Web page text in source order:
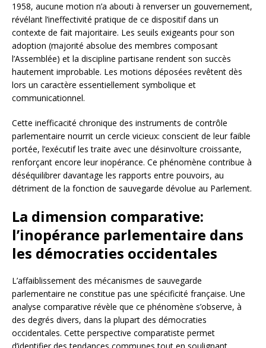
1958, aucune motion n’a abouti à renverser un gouvernement,
révélant l’ineffectivité pratique de ce dispositif dans un
contexte de fait majoritaire. Les seuils exigeants pour son
adoption (majorité absolue des membres composant
l’Assemblée) et la discipline partisane rendent son succès
hautement improbable. Les motions déposées revêtent dès
lors un caractère essentiellement symbolique et
communicationnel.
Cette inefficacité chronique des instruments de contrôle
parlementaire nourrit un cercle vicieux: conscient de leur faible
portée, l’exécutif les traite avec une désinvolture croissante,
renforçant encore leur inopérance. Ce phénomène contribue à
déséquilibrer davantage les rapports entre pouvoirs, au
détriment de la fonction de sauvegarde dévolue au Parlement.
La dimension comparative:
l’inopérance parlementaire dans
les démocraties occidentales
L’affaiblissement des mécanismes de sauvegarde
parlementaire ne constitue pas une spécificité française. Une
analyse comparative révèle que ce phénomène s’observe, à
des degrés divers, dans la plupart des démocraties
occidentales. Cette perspective comparatiste permet